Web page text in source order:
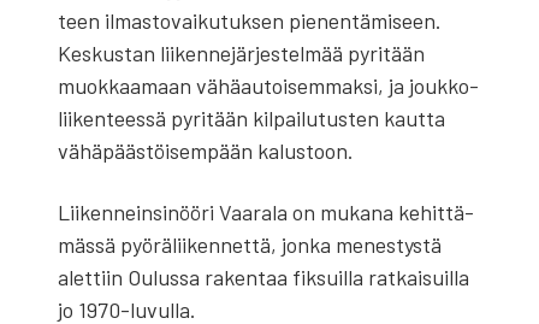
teen ilmas­to­vai­ku­tuk­sen pie­nen­tä­mi­seen.
Kes­kus­tan lii­ken­ne­jär­jes­tel­mää pyri­tään
muok­kaa­maan vähä­au­toi­sem­mak­si, ja jouk­ko­
lii­ken­tees­sä pyri­tään kil­pai­lu­tus­ten kaut­ta
vähä­pääs­töi­sem­pään kalus­toon.
Lii­ken­nein­si­nöö­ri Vaa­ra­la on muka­na kehit­tä­
mäs­sä pyö­rä­lii­ken­net­tä, jon­ka menes­tys­tä
alet­tiin Oulus­sa raken­taa fik­suil­la rat­kai­suil­la
jo 1970-luvul­la.